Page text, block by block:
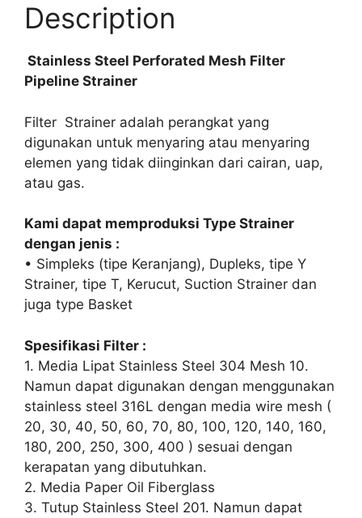
Description
Stainless Steel Perforated Mesh Filter
Pipeline Strainer
Filter Strainer adalah perangkat yang
digunakan untuk menyaring atau menyaring
elemen yang tidak diinginkan dari cairan, uap,
atau gas.
Kami dapat memproduksi Type Strainer
dengan jenis :
• Simpleks (tipe Keranjang), Dupleks, tipe Y
Strainer, tipe T, Kerucut, Suction Strainer dan
juga type Basket
Spesifikasi Filter :
1. Media Lipat Stainless Steel 304 Mesh 10.
Namun dapat digunakan dengan menggunakan
stainless steel 316L dengan media wire mesh (
20, 30, 40, 50, 60, 70, 80, 100, 120, 140, 160,
180, 200, 250, 300, 400 ) sesuai dengan
kerapatan yang dibutuhkan.
2. Media Paper Oil Fiberglass
3. Tutup Stainless Steel 201. Namun dapat